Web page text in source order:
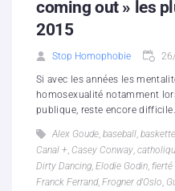
coming out » les
2015
Stop Homophobie
Si avec les années les
homosexualité notamment
publique, reste encore difficile.
Alex Goude, baseball,
Canal +, Casey Conway,
Dirty Dancing, Elodie Godin, fierté
Franck Ferrand, Frogner d'Oslo,